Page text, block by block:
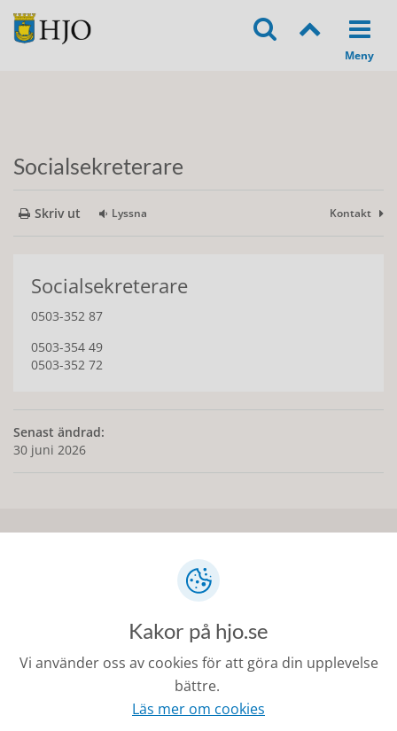
Socialsekreterare
Skriv ut Lyssna Kontakt
Socialsekreterare
0503-352 87
0503-354 49
0503-352 72
Senast ändrad:
30 juni 2026
Besöks- och postadress: Torggatan 2, 544 30 Hjo
Fakturaadress: Box 97, 544 22 Hjo
Organisationsnummer: 212000-1728
Kakor på hjo.se
Vi använder oss av cookies för att göra din upplevelse
bättre.
Läs mer om cookies